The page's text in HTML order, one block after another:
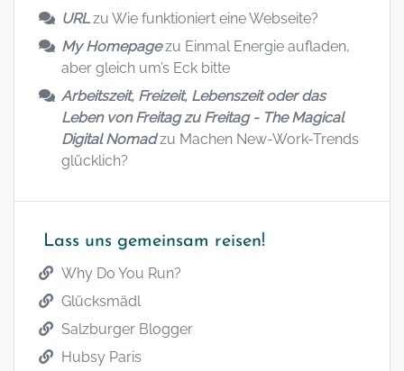
URLzu Wie funktioniert eine Webseite?
My Homepagezu Einmal Energie aufladen,
aber gleich um’s Eck bitte
Arbeitszeit, Freizeit, Lebenszeit oder das
Leben von Freitag zu Freitag - The Magical
Digital Nomadzu Machen New-Work-Trends
glücklich?
Lass uns gemeinsam reisen!
Why Do You Run?
Glücksmädl
Salzburger Blogger
Hubsy Paris